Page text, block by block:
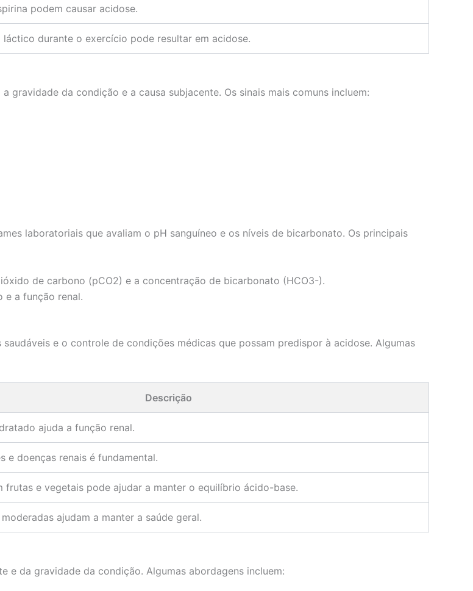
podem causar acidose.
durante o exercício pode resultar em acidose.
da condição e a causa subjacente. Os sinais mais comuns incluem:
laboratoriais que avaliam o pH sanguíneo e os níveis de bicarbonato. Os principais
de carbono (pCO2) e a concentração de bicarbonato (HCO3-).
e a função renal.
e o controle de condições médicas que possam predispor à acidose. Algumas
Descrição
ajuda a função renal.
e doenças renais é fundamental.
frutas e vegetais pode ajudar a manter o equilíbrio ácido-base.
ajudam a manter a saúde geral.
e da gravidade da condição. Algumas abordagens incluem: